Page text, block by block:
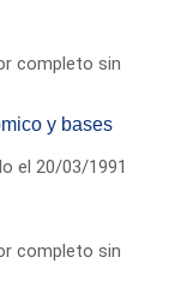
completo sin
y bases
el 20/03/1991
completo sin